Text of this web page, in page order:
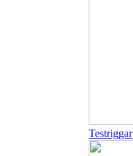
Testriggar